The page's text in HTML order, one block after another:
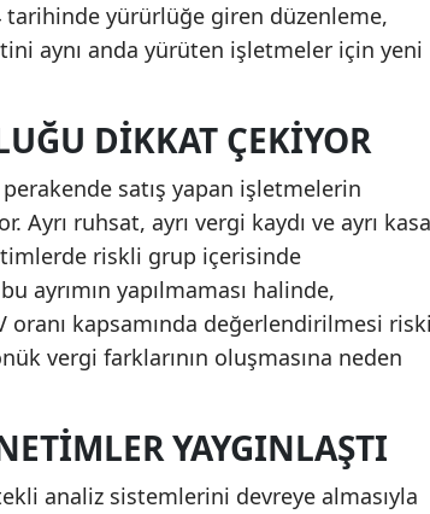
tarihinde yürürlüğe giren düzenleme,
aynı anda yürüten işletmeler için yeni
DIKKAT ÇEKIYOR
satış yapan işletmelerin
Ayrı ruhsat, ayrı vergi kaydı ve ayrı kasa
riskli grup içerisinde
ayrımın yapılmaması halinde,
kapsamında değerlendirilmesi
vergi farklarının oluşmasına neden
YAYGINLAŞTI
analiz sistemlerini devreye almasıyla